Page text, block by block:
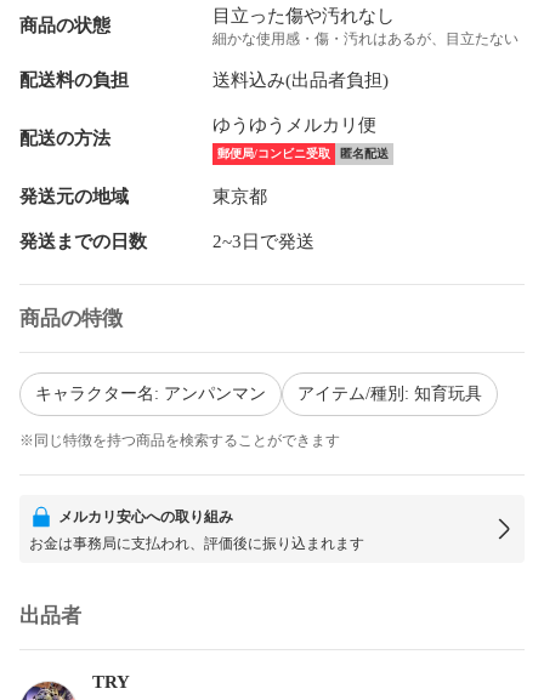
商品の状態 目立った傷や汚れなし
細かな使用感・傷・汚れはあるが、目立たない
配送料の負担 送料込み(出品者負担)
配送の方法
ゆうゆうメルカリ便
郵便局/コンビニ受取 匿名配送
発送元の地域 東京都
発送までの日数 2~3日で発送
商品の特徴
キャラクター名: アンパンマン アイテム/種別: 知育玩具
※同じ特徴を持つ商品を検索することができます
メルカリ安心への取り組み
お金は事務局に支払われ、評価後に振り込まれます
出品者
TRY